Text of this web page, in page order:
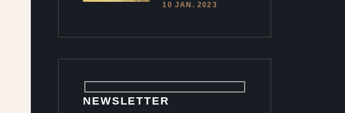
10 JAN. 2023
NEWSLETTER